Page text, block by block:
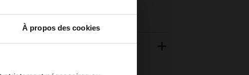
À propos des cookies